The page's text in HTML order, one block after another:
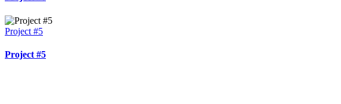
Project #5
Project #5